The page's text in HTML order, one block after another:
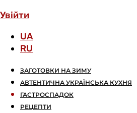
Увійти
UA
RU
ЗАГОТОВКИ НА ЗИМУ
АВТЕНТИЧНА УКРАЇНСЬКА КУХНЯ
ГАСТРОСПАДОК
РЕЦЕПТИ